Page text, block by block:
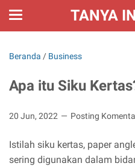
TANYA
Beranda / Business
Apa itu Siku
20 Jun, 2022 Posting
Istilah siku kertas, paper
sering digunakan dalam